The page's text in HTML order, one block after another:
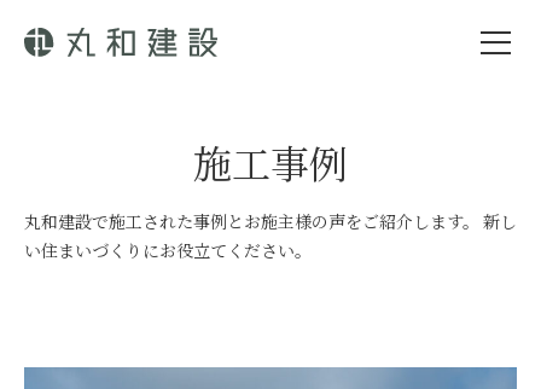
施工事例
丸和建設で施工された事例とお施主様の声をご紹介します。
新し
い住まいづくりにお役立てください。